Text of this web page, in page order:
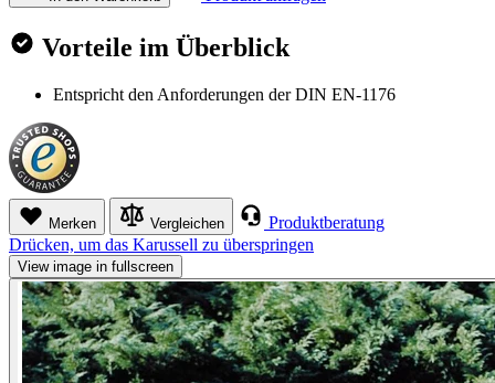
Vorteile im Überblick
Entspricht den Anforderungen der DIN EN-1176
Merken Vergleichen
Produktberatung
Drücken, um das Karussell zu überspringen
View image in fullscreen